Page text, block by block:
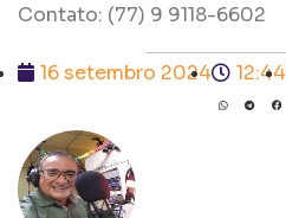
Contato: (77) 9 9118-6602
16 setembro 2024 12:44